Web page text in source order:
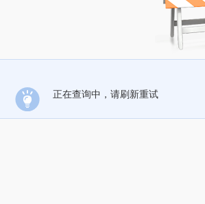
正在查询中，请刷新重试